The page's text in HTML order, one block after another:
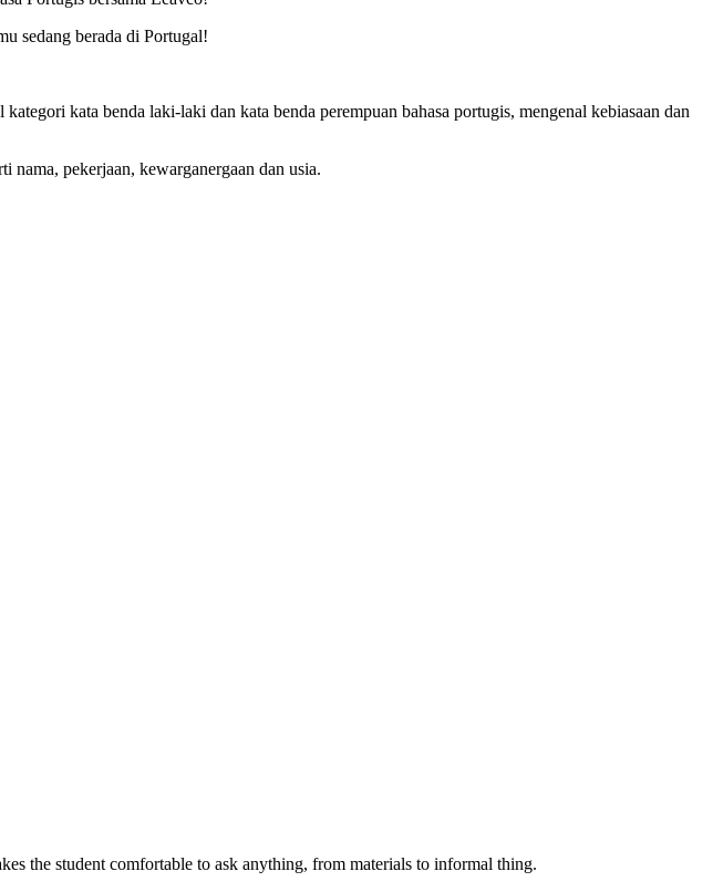
sedang berada di Portugal!
kata benda laki-laki dan kata benda perempuan bahasa portugis, mengenal kebiasaan dan
nama, pekerjaan, kewarganergaan dan usia.
the student comfortable to ask anything, from materials to informal thing.